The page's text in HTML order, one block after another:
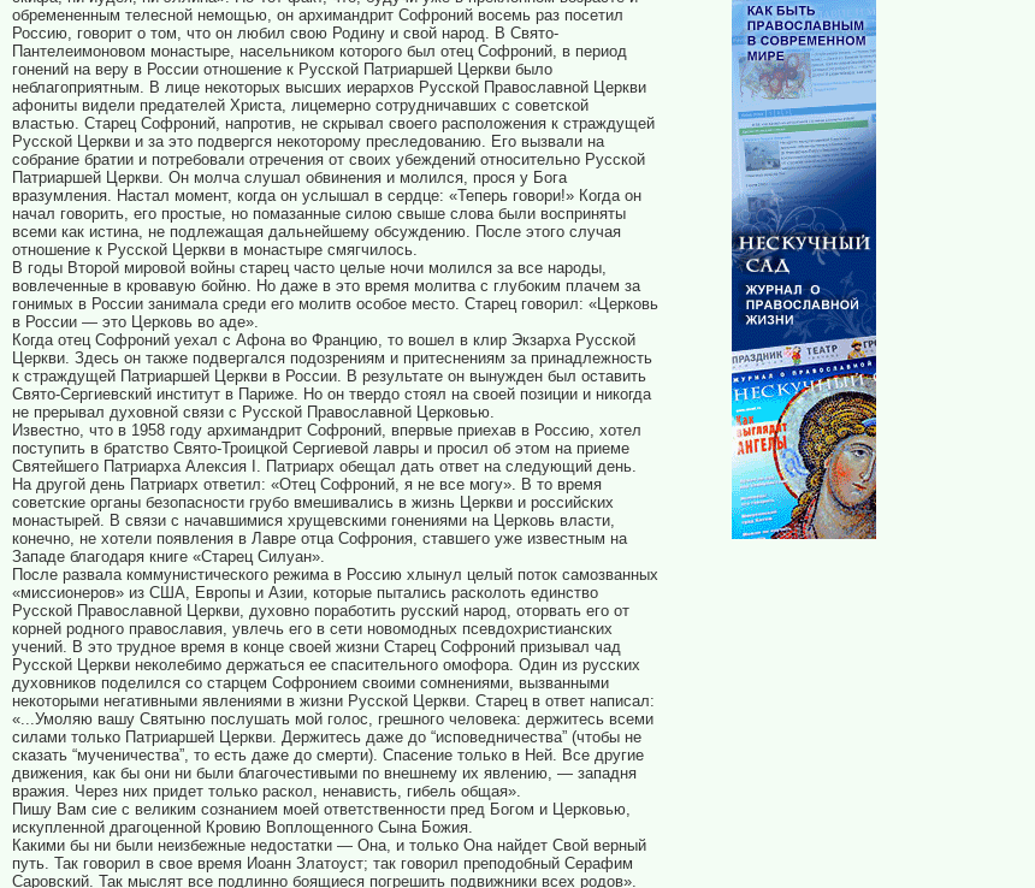
обремененным телесной немощью, он архимандрит Софроний восемь раз посетил
Россию, говорит о том, что он любил свою Родину и свой народ. В Свято-
Пантелеимоновом монастыре, насельником которого был отец Софроний, в период
гонений на веру в России отношение к Русской Патриаршей Церкви было
неблагоприятным. В лице некоторых высших иерархов Русской Православной Церкви
афониты видели предателей Христа, лицемерно сотрудничавших с советской
властью. Старец Софроний, напротив, не скрывал своего расположения к страждущей
Русской Церкви и за это подвергся некоторому преследованию. Его вызвали на
собрание братии и потребовали отречения от своих убеждений относительно Русской
Патриаршей Церкви. Он молча слушал обвинения и молился, прося у Бога
вразумления. Настал момент, когда он услышал в сердце: «Теперь говори!» Когда он
начал говорить, его простые, но помазанные силою свыше слова были восприняты
всеми как истина, не подлежащая дальнейшему обсуждению. После этого случая
отношение к Русской Церкви в монастыре смягчилось.
В годы Второй мировой войны старец часто целые ночи молился за все народы,
вовлеченные в кровавую бойню. Но даже в это время молитва с глубоким плачем за
гонимых в России занимала среди его молитв особое место. Старец говорил: «Церковь
в России — это Церковь во аде».
Когда отец Софроний уехал с Афона во Францию, то вошел в клир Экзарха Русской
Церкви. Здесь он также подвергался подозрениям и притеснениям за принадлежность
к страждущей Патриаршей Церкви в России. В результате он вынужден был оставить
Свято-Сергиевский институт в Париже. Но он твердо стоял на своей позиции и никогда
не прерывал духовной связи с Русской Православной Церковью.
Известно, что в 1958 году архимандрит Софроний, впервые приехав в Россию, хотел
поступить в братство Свято-Троицкой Сергиевой лавры и просил об этом на приеме
Святейшего Патриарха Алексия I. Патриарх обещал дать ответ на следующий день.
На другой день Патриарх ответил: «Отец Софроний, я не все могу». В то время
советские органы безопасности грубо вмешивались в жизнь Церкви и российских
монастырей. В связи с начавшимися хрущевскими гонениями на Церковь власти,
конечно, не хотели появления в Лавре отца Софрония, ставшего уже известным на
Западе благодаря книге «Старец Силуан».
После развала коммунистического режима в Россию хлынул целый поток самозванных
«миссионеров» из США, Европы и Азии, которые пытались расколоть единство
Русской Православной Церкви, духовно поработить русский народ, оторвать его от
корней родного православия, увлечь его в сети новомодных псевдохристианских
учений. В это трудное время в конце своей жизни Старец Софроний призывал чад
Русской Церкви неколебимо держаться ее спасительного омофора. Один из русских
духовников поделился со старцем Софронием своими сомнениями, вызванными
некоторыми негативными явлениями в жизни Русской Церкви. Старец в ответ написал:
«...Умоляю вашу Святыню послушать мой голос, грешного человека: держитесь всеми
силами только Патриаршей Церкви. Держитесь даже до “исповедничества” (чтобы не
сказать “мученичества”, то есть даже до смерти). Спасение только в Ней. Все другие
движения, как бы они ни были благочестивыми по внешнему их явлению, — западня
вражия. Через них придет только раскол, ненависть, гибель общая».
Пишу Вам сие с великим сознанием моей ответственности пред Богом и Церковью,
искупленной драгоценной Кровию Воплощенного Сына Божия.
Какими бы ни были неизбежные недостатки — Она, и только Она найдет Свой верный
путь. Так говорил в свое время Иоанн Златоуст; так говорил преподобный Серафим
Саровский. Так мыслят все подлинно боящиеся погрешить подвижники всех родов».